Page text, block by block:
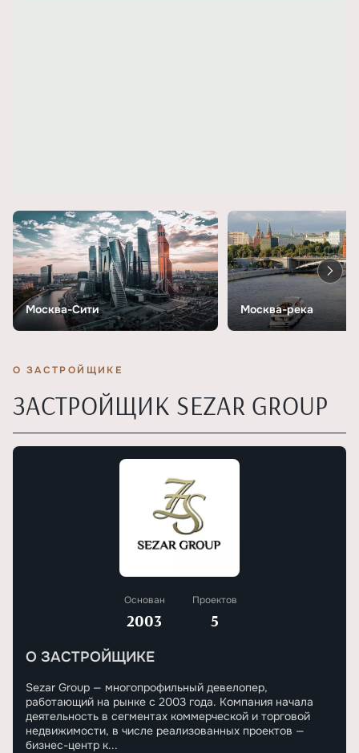
Москва-Сити Москва-река
О ЗАСТРОЙЩИКЕ
ЗАСТРОЙЩИК SEZAR GROUP
Основан
2003
Проектов
5
О ЗАСТРОЙЩИКЕ
Sezar Group — многопрофильный девелопер,
работающий на рынке с 2003 года. Компания начала
деятельность в сегментах коммерческой и торговой
недвижимости, в числе реализованных проектов —
бизнес-центр к...